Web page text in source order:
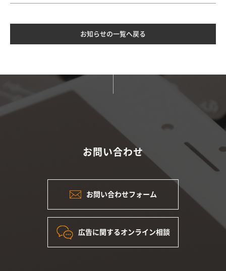
お知らせの一覧へ戻る
お問い合わせ
お問い合わせフォーム
広告に関するオンライン相談